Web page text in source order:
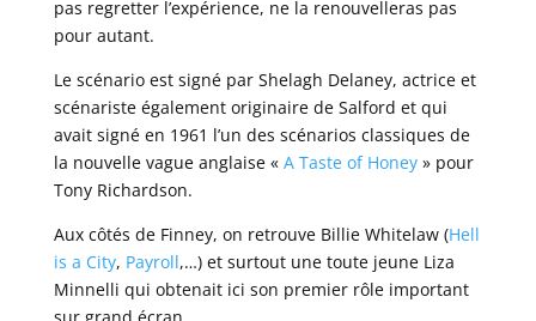
pas regretter l’expérience, ne la renouvelleras pas
pour autant.
Le scénario est signé par Shelagh Delaney, actrice et
scénariste également originaire de Salford et qui
avait signé en 1961 l’un des scénarios classiques de
la nouvelle vague anglaise « A Taste of Honey» pour
Tony Richardson.
Aux côtés de Finney, on retrouve Billie Whitelaw (Hell
is a City, Payroll,…) et surtout une toute jeune Liza
Minnelli qui obtenait ici son premier rôle important
sur grand écran.